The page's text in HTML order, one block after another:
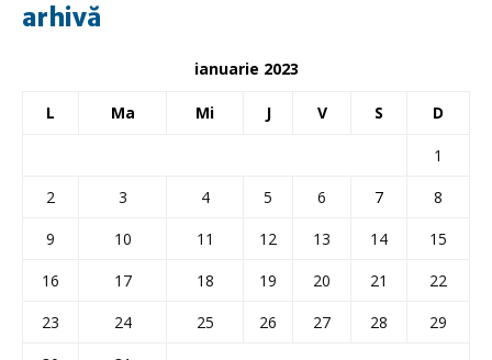
arhivă
ianuarie 2023
L Ma Mi J V S D
1
2
3 4 5 6 7
8
9
10 11 12 13 14
15
16
17 18 19 20 21
22
23
24 25 26 27 28
29